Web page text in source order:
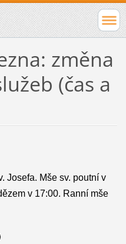
změna
(čas a
Josefa. Mše sv. poutní v
v 17:00. Ranní mše